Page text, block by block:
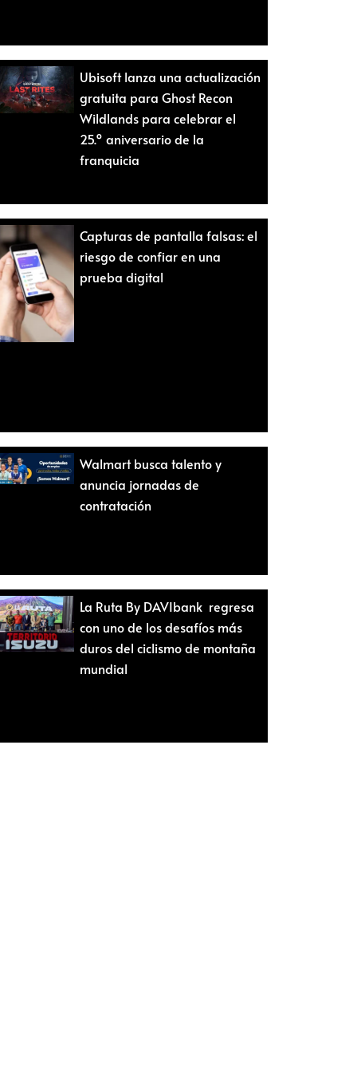
Ubisoft lanza una actualización
gratuita para Ghost Recon
Wildlands para celebrar el
25.º aniversario de la
franquicia
Capturas de pantalla falsas: el
riesgo de confiar en una
prueba digital
Walmart busca talento y
anuncia jornadas de
contratación
La Ruta By DAVIbank regresa
con uno de los desafíos más
duros del ciclismo de montaña
mundial